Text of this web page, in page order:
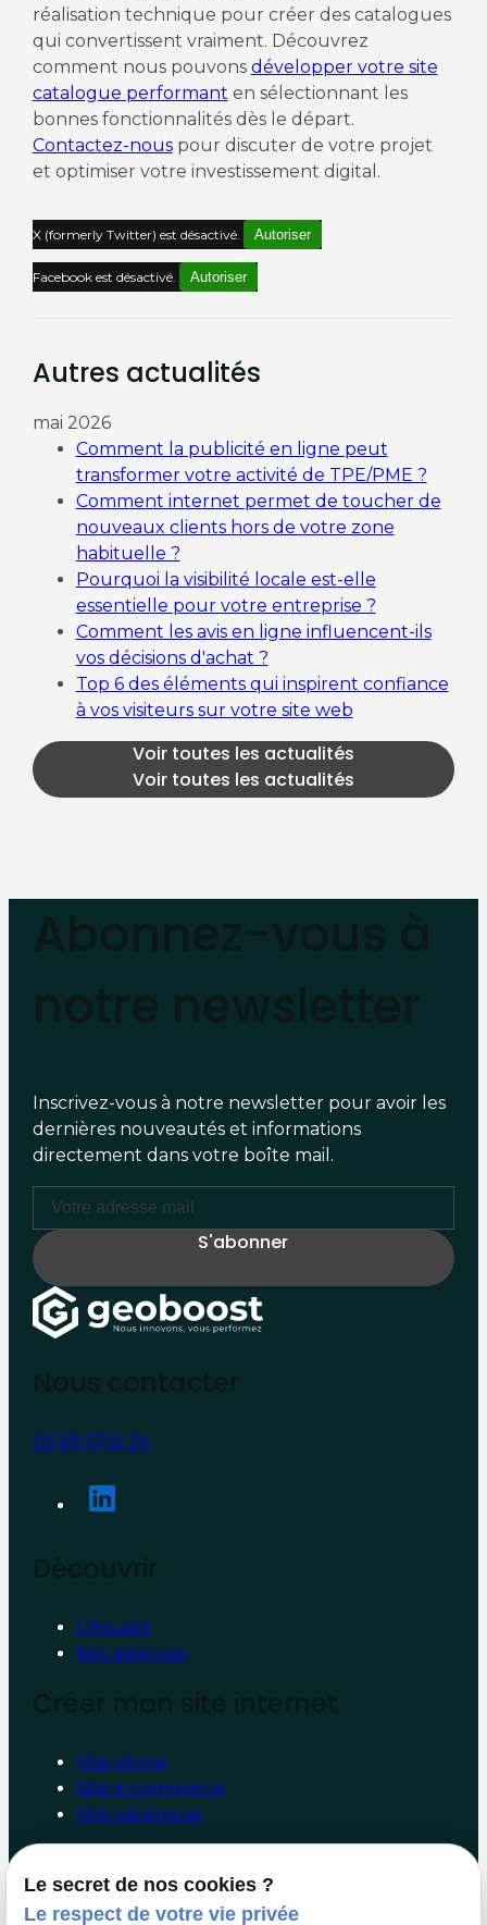
réalisation technique pour créer des catalogues
qui convertissent vraiment. Découvrez
comment nous pouvons développer votre site
catalogue performant en sélectionnant les
bonnes fonctionnalités dès le départ.
Contactez-nouspour discuter de votre projet
et optimiser votre investissement digital.
X (formerly Twitter) est désactivé. Autoriser
Facebook est désactivé. Autoriser
Autres actualités
mai 2026
Comment la publicité en ligne peut
transformer votre activité de TPE/PME ?
Comment internet permet de toucher de
nouveaux clients hors de votre zone
habituelle ?
Pourquoi la visibilité locale est-elle
essentielle pour votre entreprise ?
Comment les avis en ligne influencent-ils
vos décisions d'achat ?
Top 6 des éléments qui inspirent confiance
à vos visiteurs sur votre site web
Voir toutes les actualités
Voir toutes les actualités
Inscrivez-vous à notre newsletter pour avoir les
dernières nouveautés et informations
directement dans votre boîte mail.
03 59 57 51 24
L'équipe
Nos agences
Site vitrine
Site e-commerce
Site catalogue
Le secret de nos cookies ?
Le respect de votre vie privée